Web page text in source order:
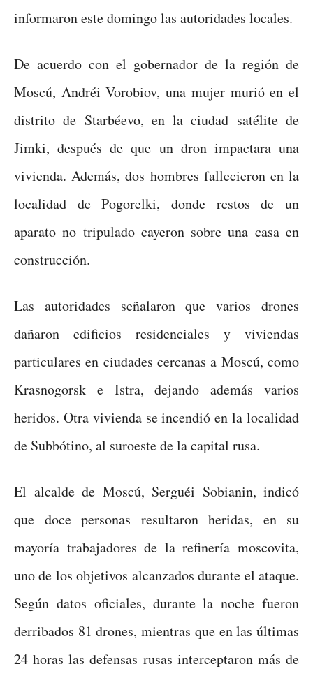
informaron este domingo las autoridades locales.
De acuerdo con el gobernador de la región de
Moscú, Andréi Vorobiov, una mujer murió en el
distrito de Starbéevo, en la ciudad satélite de
Jimki, después de que un dron impactara una
vivienda. Además, dos hombres fallecieron en la
localidad de Pogorelki, donde restos de un
aparato no tripulado cayeron sobre una casa en
construcción.
Las autoridades señalaron que varios drones
dañaron edificios residenciales y viviendas
particulares en ciudades cercanas a Moscú, como
Krasnogorsk e Istra, dejando además varios
heridos. Otra vivienda se incendió en la localidad
de Subbótino, al suroeste de la capital rusa.
El alcalde de Moscú, Serguéi Sobianin, indicó
que doce personas resultaron heridas, en su
mayoría trabajadores de la refinería moscovita,
uno de los objetivos alcanzados durante el ataque.
Según datos oficiales, durante la noche fueron
derribados 81 drones, mientras que en las últimas
24 horas las defensas rusas interceptaron más de